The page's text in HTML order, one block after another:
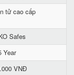
tử cao cấp
Safes
Year
VNĐ